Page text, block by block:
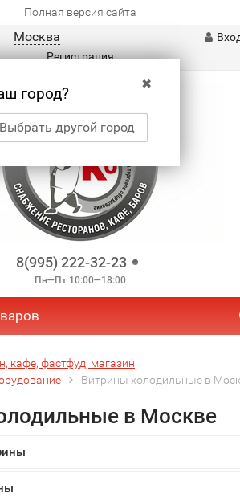
Полная версия сайта
Москва
✖
город?
Выбрать другой город
Регистрация
8(995) 222-32-23
Пн—Пт 10:00—18:00
кафе, фастфуд, магазин
Витрины холодильные в
в Москве